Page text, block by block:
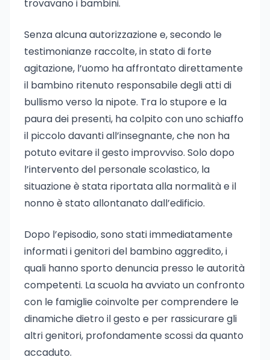
trovavano i bambini.
Senza alcuna autorizzazione e, secondo le
testimonianze raccolte, in stato di forte
agitazione, l’uomo ha affrontato direttamente
il bambino ritenuto responsabile degli atti di
bullismo verso la nipote. Tra lo stupore e la
paura dei presenti, ha colpito con uno schiaffo
il piccolo davanti all’insegnante, che non ha
potuto evitare il gesto improvviso. Solo dopo
l’intervento del personale scolastico, la
situazione è stata riportata alla normalità e il
nonno è stato allontanato dall’edificio.
Dopo l’episodio, sono stati immediatamente
informati i genitori del bambino aggredito, i
quali hanno sporto denuncia presso le autorità
competenti. La scuola ha avviato un confronto
con le famiglie coinvolte per comprendere le
dinamiche dietro il gesto e per rassicurare gli
altri genitori, profondamente scossi da quanto
accaduto.